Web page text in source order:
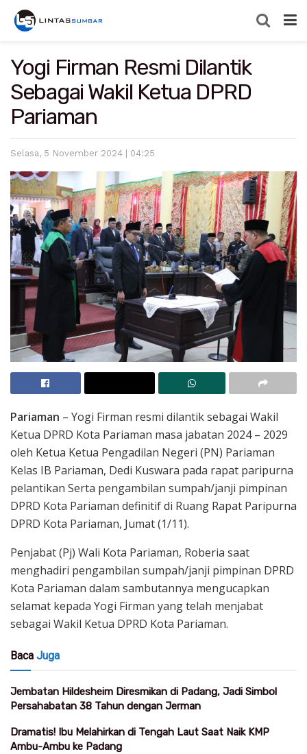
Yogi Firman Resmi Dilantik
Sebagai Wakil Ketua DPRD
Pariaman
Selasa, 5 November 2024 | 04:25
Pariaman – Yogi Firman resmi dilantik sebagai Wakil
Ketua DPRD Kota Pariaman masa jabatan 2024 – 2029
oleh Ketua Ketua Pengadilan Negeri (PN) Pariaman
Kelas IB Pariaman, Dedi Kuswara pada rapat paripurna
pelantikan Serta pengambilan sumpah/janji pimpinan
DPRD Kota Pariaman definitif di Ruang Rapat Paripurna
DPRD Kota Pariaman, Jumat (1/11).
Penjabat (Pj) Wali Kota Pariaman, Roberia saat
menghadiri pengambilan sumpah/janji pimpinan DPRD
Kota Pariaman dalam sambutannya mengucapkan
selamat kepada Yogi Firman yang telah menjabat
sebagai Wakil Ketua DPRD Kota Pariaman.
Baca Juga
Jembatan Hildesheim Diresmikan di Padang, Jadi Simbol
Persahabatan 38 Tahun dengan Jerman
Dramatis! Ibu Melahirkan di Tengah Laut Saat Naik KMP
Ambu-Ambu ke Padang